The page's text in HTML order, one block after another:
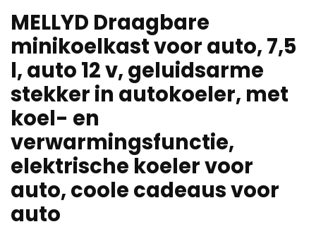
MELLYD Draagbare
minikoelkast voor auto, 7,5
l, auto 12 v, geluidsarme
stekker in autokoeler, met
koel- en
verwarmingsfunctie,
elektrische koeler voor
auto, coole cadeaus voor
auto